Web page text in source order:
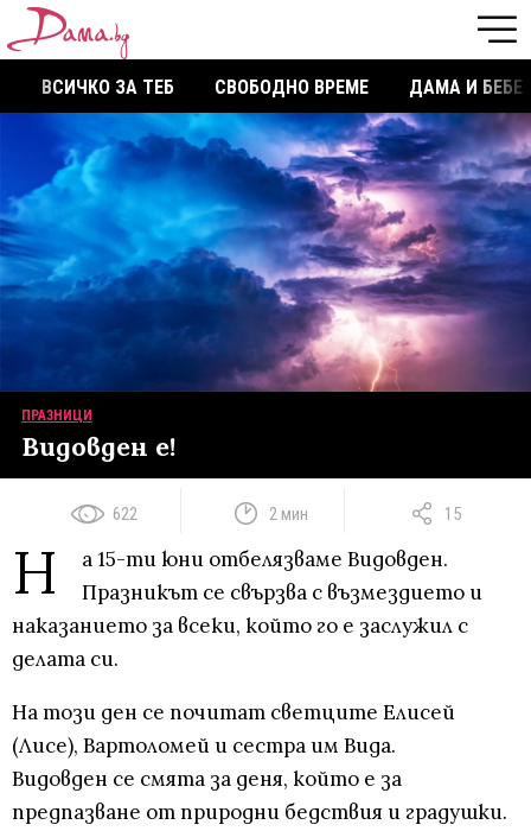
ВСИЧКО ЗА ТЕБ СВОБОДНО ВРЕМЕ ДАМА И БЕБЕ
ПРАЗНИЦИ
Видовден е!
622 2 мин 15
Н
а 15-ти юни отбелязваме Видовден.
Празникът се свързва с възмездието и
наказанието за всеки, който го е заслужил с
делата си.
На този ден се почитат светците Елисей
(Лисе), Вартоломей и сестра им Вида.
Видовден се смята за деня, който е за
предпазване от природни бедствия и градушки.